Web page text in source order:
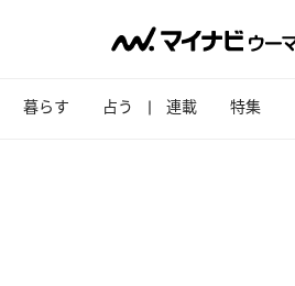
暮らす 占う 連載 特集